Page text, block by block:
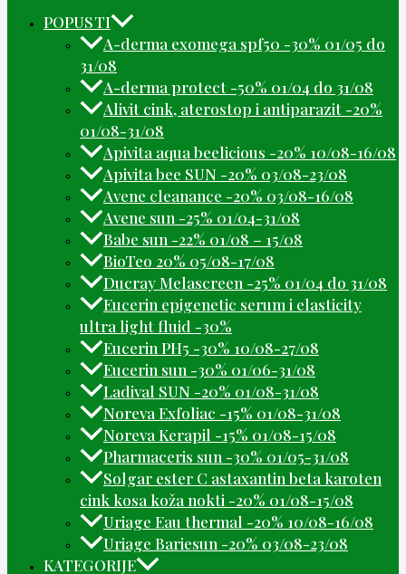
POPUSTI
A-derma exomega spf50 -30% 01/05 do
31/08
A-derma protect -50% 01/04 do 31/08
Alivit cink, aterostop i antiparazit -20%
01/08-31/08
Apivita aqua beelicious -20% 10/08-16/08
Apivita bee SUN -20% 03/08-23/08
Avene cleanance -20% 03/08-16/08
Avene sun -25% 01/04-31/08
Babe sun -22% 01/08 – 15/08
BioTeo 20% 05/08-17/08
Ducray Melascreen -25% 01/04 do 31/08
Eucerin epigenetic serum i elasticity
ultra light fluid -30%
Eucerin PH5 -30% 10/08-27/08
Eucerin sun -30% 01/06-31/08
Ladival SUN -20% 01/08-31/08
Noreva Exfoliac -15% 01/08-31/08
Noreva Kerapil -15% 01/08-15/08
Pharmaceris sun -30% 01/05-31/08
Solgar ester C astaxantin beta karoten
cink kosa koža nokti -20% 01/08-15/08
Uriage Eau thermal -20% 10/08-16/08
Uriage Bariesun -20% 03/08-23/08
KATEGORIJE